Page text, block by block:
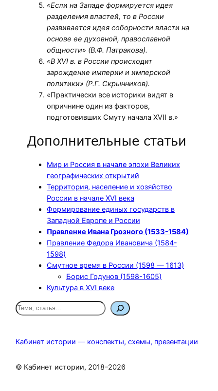
«Если на Западе формируется идея
разделения властей, то в России
развивается идея соборности власти на
основе ее духовной, православной
общности» (В.Ф. Патракова).
«В XVI в. в России происходит
зарождение империи и имперской
политики» (Р.Г. Скрынников).
«Практически все историки видят в
опричнине один из факторов,
подготовивших Смуту начала XVII в.»
Дополнительные статьи
Мир и Россия в начале эпохи Великих
географических открытий
Территория, население и хозяйство
России в начале XVI века
Формирование единых государств в
Западной Европе и России
Правление Ивана Грозного (1533-1584)
Правление Федора Ивановича (1584-
1598)
Смутное время в России (1598 — 1613)
Борис Годунов (1598-1605)
Культура в XVI веке
П
о
с
Кабинет истории — конспекты, схемы, презентации
© Кабинет истории, 2018–2026